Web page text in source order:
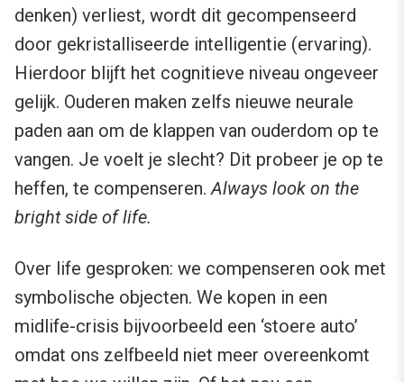
denken) verliest, wordt dit gecompenseerd
door gekristalliseerde intelligentie (ervaring).
Hierdoor blijft het cognitieve niveau ongeveer
gelijk. Ouderen maken zelfs nieuwe neurale
paden aan om de klappen van ouderdom op te
vangen. Je voelt je slecht? Dit probeer je op te
heffen, te compenseren.Always look on the
bright side of life.
Over life gesproken: we compenseren ook met
symbolische objecten. We kopen in een
midlife-crisis bijvoorbeeld een ‘stoere auto’
omdat ons zelfbeeld niet meer overeenkomt